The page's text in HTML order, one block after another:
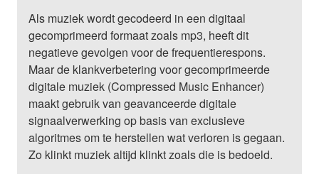
Als muziek wordt gecodeerd in een digitaal
gecomprimeerd formaat zoals mp3, heeft dit
negatieve gevolgen voor de frequentierespons.
Maar de klankverbetering voor gecomprimeerde
digitale muziek (Compressed Music Enhancer)
maakt gebruik van geavanceerde digitale
signaalverwerking op basis van exclusieve
algoritmes om te herstellen wat verloren is gegaan.
Zo klinkt muziek altijd klinkt zoals die is bedoeld.